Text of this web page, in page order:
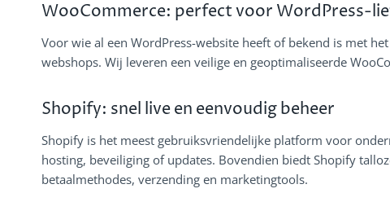
WooCommerce: perfect voor WordPress-
Voor wie al een WordPress-website heeft of bekend is met
webshops. Wij leveren een veilige en geoptimaliseerde
Shopify: snel live en eenvoudig beheer
Shopify is het meest gebruiksvriendelijke platform voor
hosting, beveiliging of updates. Bovendien biedt Shopify
betaalmethodes, verzending en marketingtools.